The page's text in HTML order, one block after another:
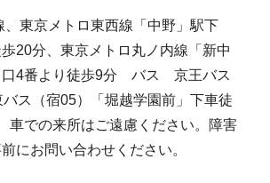
東京メトロ東西線「中野」駅下
20分、東京メトロ丸ノ内線「新中
4番より徒歩9分 バス 京王バス
バス（宿05）「堀越学園前」下車徒
での来所はご遠慮ください。障害
にお問い合わせください。